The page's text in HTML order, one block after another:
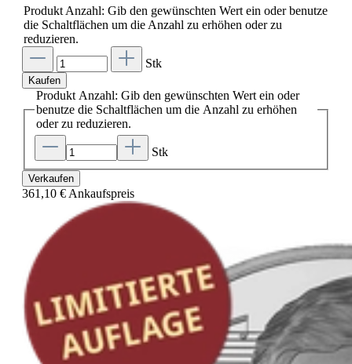
Produkt Anzahl: Gib den gewünschten Wert ein oder benutze
die Schaltflächen um die Anzahl zu erhöhen oder zu
reduzieren.
Stk
Kaufen
Produkt Anzahl: Gib den gewünschten Wert ein oder
benutze die Schaltflächen um die Anzahl zu erhöhen
oder zu reduzieren.
Stk
Verkaufen
361,10 € Ankaufspreis